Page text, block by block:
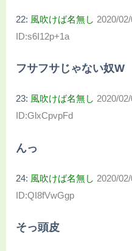
22: 風吹けば名無し 2020/
ID:s6I12p+1a
フサフサじゃない奴W
23: 風吹けば名無し 2020/
ID:GlxCpvpFd
んっ
24: 風吹けば名無し 2020/
ID:QI8fVwGgp
そっ頭皮